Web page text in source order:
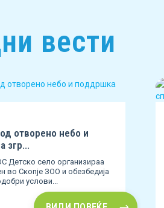
вести
отворено небо и
згр...
Детско село организираа
во Скопје ЗОО и обезбедија
услови...